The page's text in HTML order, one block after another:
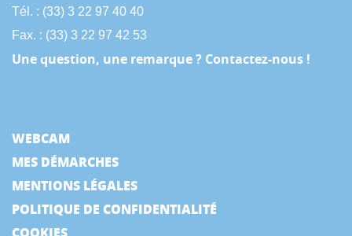
Tél. : (33) 3 22 97 40 40
Fax. : (33) 3 22 97 42 53
Une question, une remarque ? Contactez-nous !
WEBCAM
MES DÉMARCHES
MENTIONS LÉGALES
POLITIQUE DE CONFIDENTIALITÉ
COOKIES